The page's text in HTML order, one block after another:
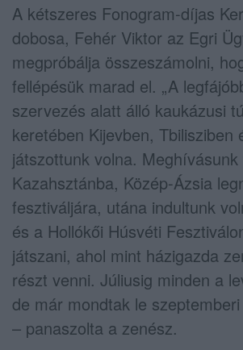
A kétszeres Fonogram-díjas
dobosa, Fehér Viktor az Egri
megpróbálja összeszámolni,
fellépésük marad el. „A
szervezés alatt álló kaukázusi
keretében Kijevben, Tbilisziben
játszottunk volna. Meghívásunk
Kazahsztánba, Közép-Ázsia
fesztiváljára, utána indultunk
és a Hollókői Húsvéti
játszani, ahol mint házigazda
részt venni. Júliusig minden a
de már mondtak le szeptemberi
– panaszolta a zenész.